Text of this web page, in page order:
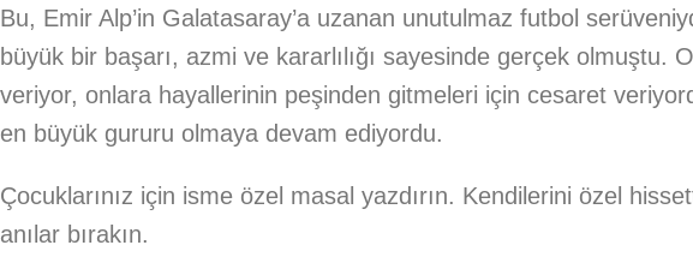
Bu, Emir Alp’in Galatasaray’a uzanan unutulmaz futbol
büyük bir başarı, azmi ve kararlılığı sayesinde gerçek olmuştu.
veriyor, onlara hayallerinin peşinden gitmeleri için cesaret
en büyük gururu olmaya devam ediyordu.
Çocuklarınız için isme özel masal yazdırın. Kendilerini özel
anılar bırakın.